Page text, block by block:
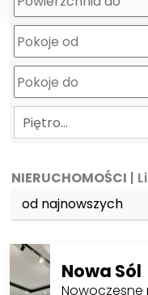
Piętro…
NIERUCHOMOŚCI |
od najnowszych
Nowa Sól
Nowoczesne